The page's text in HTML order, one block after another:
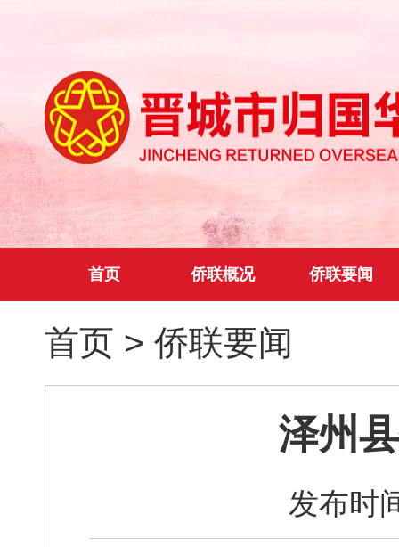
首页 侨联概况 侨联要闻
首页 > 侨联要闻
泽州
发布时